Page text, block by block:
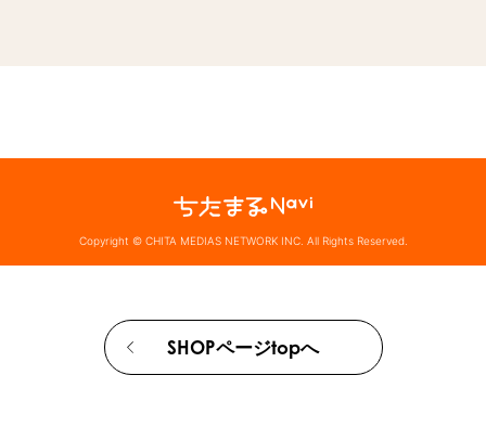
Copyright © CHITA MEDIAS NETWORK INC. All Rights Reserved.
SHOPページtopへ